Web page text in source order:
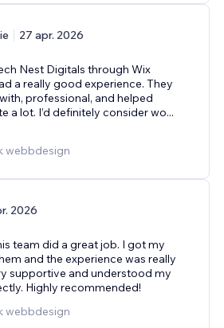
27 apr. 2026
Nest Digitals through Wix
a really good experience. They
professional, and helped
a lot. I’d definitely consider wo...
webbdesign
2026
team did a great job. I got my
and the experience was really
supportive and understood my
Highly recommended!
webbdesign